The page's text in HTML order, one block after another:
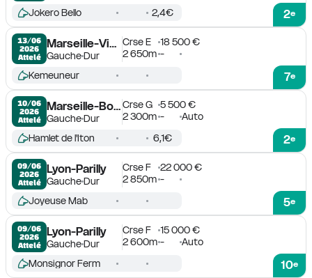
2e
Jokero Bello 2,4€
13/06
2026
Attelé
Marseille-Vivaux
GaucheDur
Crse E
18 500 €
2 650m -
7e
Kemeuneur
10/06
2026
Attelé
Marseille-Borély
GaucheDur
Crse G
5 500 €
2 300m - Auto
2e
Hamlet de l'Iton 6,1€
09/06
2026
Attelé
Lyon-Parilly
GaucheDur
Crse F
22 000 €
2 850m -
5e
Joyeuse Mab
09/06
2026
Attelé
Lyon-Parilly
GaucheDur
Crse F
15 000 €
2 600m - Auto
10e
Monsignor Ferm